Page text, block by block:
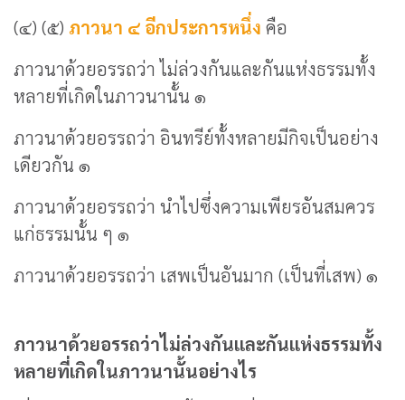
(๔) (๕) ภาวนา ๔ อีกประการหนึ่ง คือ
ภาวนาด้วยอรรถว่า ไม่ล่วงกันและกันแห่งธรรมทั้ง
หลายที่เกิดในภาวนานั้น ๑
ภาวนาด้วยอรรถว่า อินทรีย์ทั้งหลายมีกิจเป็นอย่าง
เดียวกัน ๑
ภาวนาด้วยอรรถว่า นำไปซึ่งความเพียรอันสมควร
แก่ธรรมนั้น ๆ ๑
ภาวนาด้วยอรรถว่า เสพเป็นอันมาก (เป็นที่เสพ) ๑
ภาวนาด้วยอรรถว่าไม่ล่วงกันและกันแห่งธรรมทั้ง
หลายที่เกิดในภาวนานั้นอย่างไร